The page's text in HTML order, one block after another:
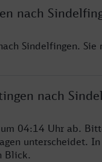
nach
Sindelfingen. Sie
nach
04:14 Uhr ab.
unterscheidet.
Blick.